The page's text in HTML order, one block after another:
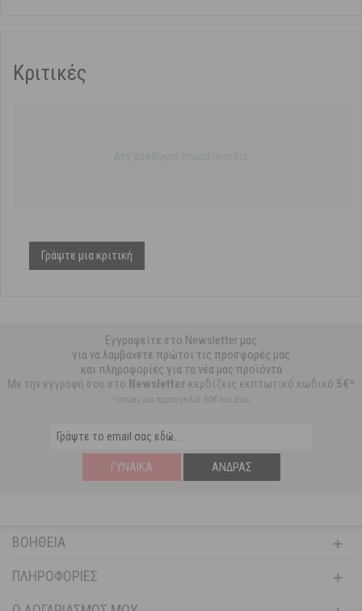
Κριτικές
Γράψτε μια κριτική
Εγγραφείτε στο Newsletter μας
για να λαμβάνετε πρώτοι τις προσφορές μας
και πληροφορίες για τα νέα μας προϊόντα
Με την εγγραφή σου στο Newsletter κερδίζεις εκπτωτικό κωδικό 5€*
*ισχύει για παραγγελία 59€ και άνω
ΓΥΝΑΊΚΑ ΆΝΔΡΑΣ
ΒΟΉΘΕΙΑ
ΠΛΗΡΟΦΟΡΊΕΣ